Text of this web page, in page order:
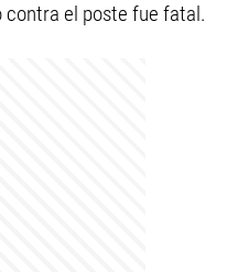
el poste fue fatal.